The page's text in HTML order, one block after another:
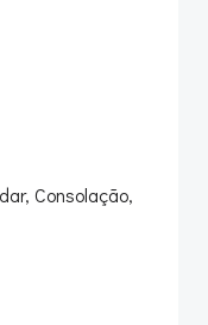
Consolação,